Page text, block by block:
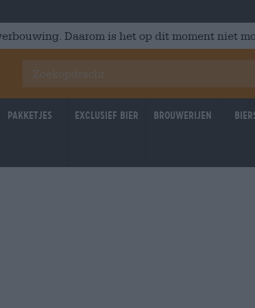
Daarom is het op dit moment niet
Pakketjes Exclusief Bier Brouwerijen